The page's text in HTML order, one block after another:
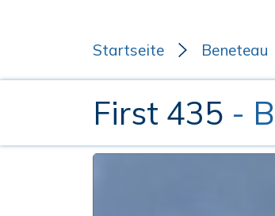
Startseite Beneteau
First 435 -